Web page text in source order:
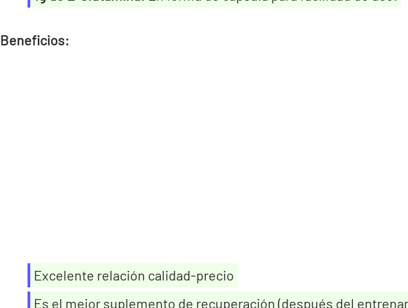
Beneficios:
Excelente relación calidad-precio
Es el mejor suplemento de recuperación (después del